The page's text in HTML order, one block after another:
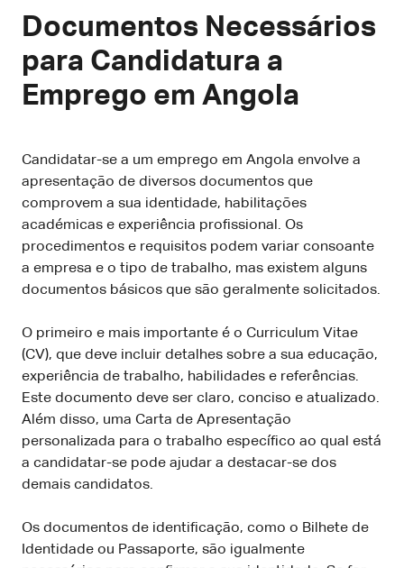
Documentos Necessários
para Candidatura a
Emprego em Angola
Candidatar-se a um emprego em Angola envolve a
apresentação de diversos documentos que
comprovem a sua identidade, habilitações
académicas e experiência profissional. Os
procedimentos e requisitos podem variar consoante
a empresa e o tipo de trabalho, mas existem alguns
documentos básicos que são geralmente solicitados.
O primeiro e mais importante é o Curriculum Vitae
(CV), que deve incluir detalhes sobre a sua educação,
experiência de trabalho, habilidades e referências.
Este documento deve ser claro, conciso e atualizado.
Além disso, uma Carta de Apresentação
personalizada para o trabalho específico ao qual está
a candidatar-se pode ajudar a destacar-se dos
demais candidatos.
Os documentos de identificação, como o Bilhete de
Identidade ou Passaporte, são igualmente